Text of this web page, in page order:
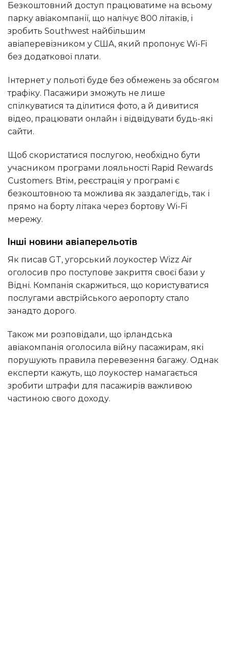
Безкоштовний доступ працюватиме на всьому
парку авіакомпанії, що налічує 800 літаків, і
зробить Southwest найбільшим
авіаперевізником у США, який пропонує Wi-Fi
без додаткової плати.
Інтернет у польоті буде без обмежень за обсягом
трафіку. Пасажири зможуть не лише
спілкуватися та ділитися фото, а й дивитися
відео, працювати онлайн і відвідувати будь-які
сайти.
Щоб скористатися послугою, необхідно бути
учасником програми лояльності Rapid Rewards
Customers. Втім, реєстрація у програмі є
безкоштовною та можлива як заздалегідь, так і
прямо на борту літака через бортову Wi-Fi
мережу.
Інші новини авіаперельотів
Як писав GT, угорський лоукостер Wizz Air
оголосив про поступове закриття своєї бази у
Відні. Компанія скаржиться, що користуватися
послугами австрійського аеропорту стало
занадто дорого.
Також ми розповідали, що ірландська
авіакомпанія оголосила війну пасажирам, які
порушують правила перевезення багажу. Однак
експерти кажуть, що лоукостер намагається
зробити штрафи для пасажирів важливою
частиною свого доходу.